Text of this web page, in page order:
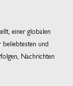
einer globalen
und
Nachrichten